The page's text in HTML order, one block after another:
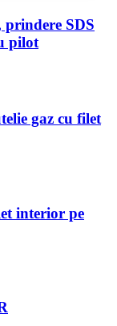
SDS
pilot
gaz cu filet
interior pe